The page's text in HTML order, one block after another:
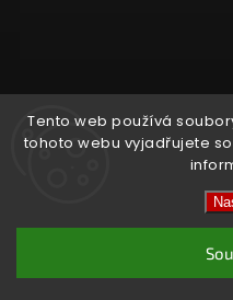
Tento web používá
tohoto webu vyjadřujete
Shoptet